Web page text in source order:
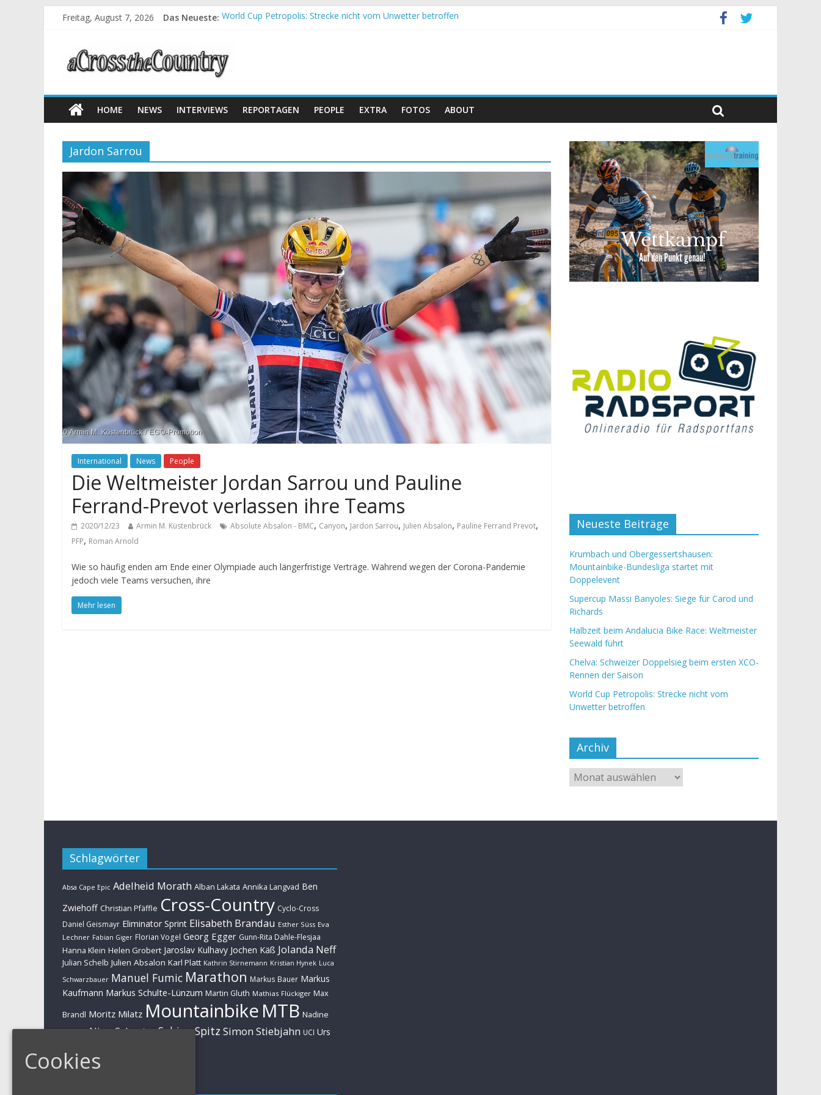
Freitag, August 7, 2026 Das Neueste: World Cup Petropolis: Strecke nicht vom Unwetter betroffen
Halbzeit beim Andalucia Bike Race: Weltmeister Seewald führt
Chelva: Schweizer Doppelsieg beim ersten XCO-Rennen der Saison
HOME NEWS INTERVIEWS REPORTAGEN PEOPLE EXTRA FOTOS ABOUT
Jardon Sarrou
International News People
Die Weltmeister Jordan Sarrou und Pauline
Ferrand-Prevot verlassen ihre Teams
2020/12/23 Armin M. Küstenbrück Absolute Absalon - BMC, Canyon, Jardon Sarrou, Julien Absalon, Pauline Ferrand Prevot,
PFP, Roman Arnold
Wie so häufig enden am Ende einer Olympiade auch längerfristige Verträge. Während wegen der Corona-Pandemie
jedoch viele Teams versuchen, ihre
Mehr lesen
Neueste Beiträge
Krumbach und Obergessertshausen:
Mountainbike-Bundesliga startet mit
Doppelevent
Supercup Massi Banyoles: Siege für Carod und
Richards
Halbzeit beim Andalucia Bike Race: Weltmeister
Seewald führt
Chelva: Schweizer Doppelsieg beim ersten XCO-
Rennen der Saison
World Cup Petropolis: Strecke nicht vom
Unwetter betroffen
Archiv
Schlagwörter
Absa Cape Epic Adelheid Morath Alban Lakata Annika Langvad Ben
Zwiehoff Christian Pfäffle Cross-Country Cyclo-Cross
Daniel Geismayr Eliminator Sprint Elisabeth Brandau Esther Süss Eva
Lechner Fabian Giger Florian Vogel Georg Egger Gunn-Rita Dahle-Flesjaa
Hanna Klein Helen Grobert Jaroslav Kulhavy Jochen Käß Jolanda Neff
Julian Schelb Julien Absalon Karl Platt Kathrin Stirnemann Kristian Hynek Luca
Schwarzbauer Manuel Fumic Marathon Markus Bauer Markus
Kaufmann Markus Schulte-Lünzum Martin Gluth Mathias Flückiger Max
Brandl Moritz Milatz Mountainbike MTB Nadine
Rieder Nino SchurterSabine Spitz Simon Stiebjahn UCI Urs
Cookies